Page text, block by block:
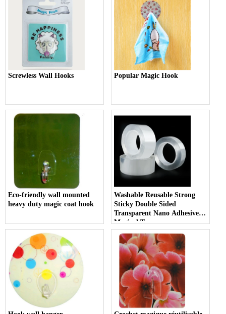
Screwless Wall Hooks Popular Magic Hook
Eco-friendly wall mounted
heavy duty magic coat hook
Washable Reusable Strong
Sticky Double Sided
Transparent Nano Adhesive
Magical Tape